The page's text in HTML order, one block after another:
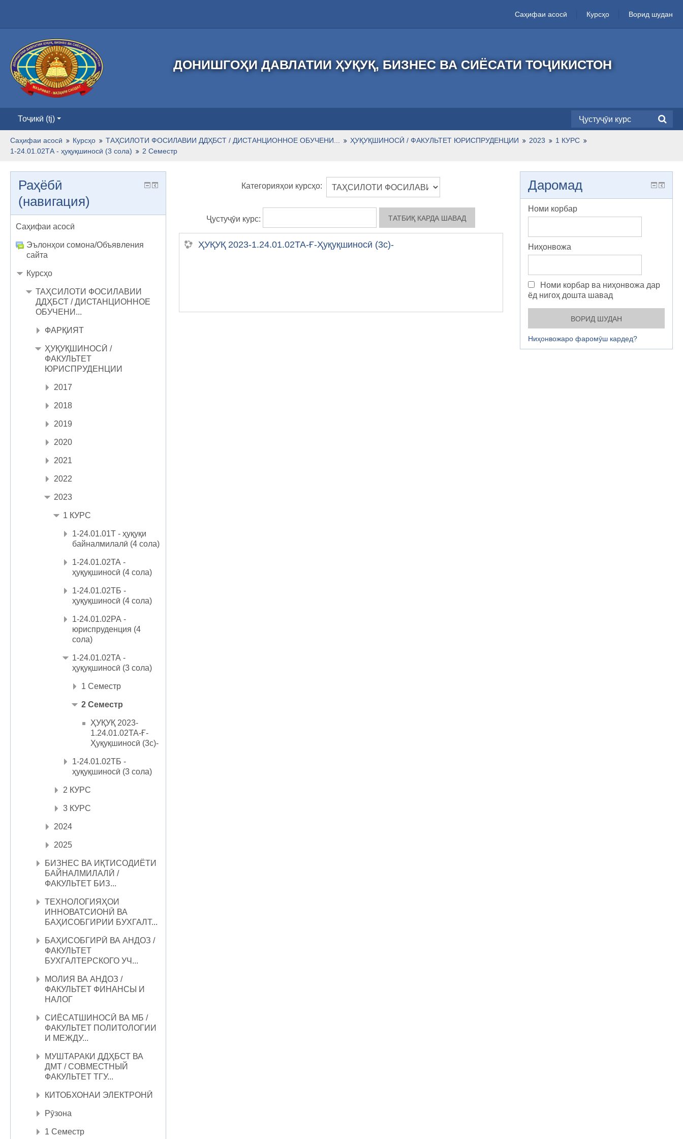
Саҳифаи асосӣ Курсҳо Ворид шудан
ДОНИШГОҲИ ДАВЛАТИИ ҲУҚУҚ, БИЗНЕС ВА СИЁСАТИ ТОҶИКИСТОН
Тоҷикӣ ‎(tj)‎
Саҳифаи асосӣ Курсҳо ТАҲСИЛОТИ ФОСИЛАВИИ ДДҲБСТ / ДИСТАНЦИОННОЕ ОБУЧЕНИ... ҲУҚУҚШИНОСӢ / ФАКУЛЬТЕТ ЮРИСПРУДЕНЦИИ 2023
1 КУРС
1-24.01.02ТА - ҳуқуқшиносӣ (3 сола)
2 Семестр
Категорияҳои курсҳо:
Ҷустуҷӯи курс:
ҲУҚУҚ 2023-1.24.01.02ТА-Ғ-Ҳуқуқшиносӣ (3с)-
Раҳёбӣ
(навигация)
Саҳифаи асосӣ
Эълонҳои сомона/Объявления
сайта
Курсҳо
ТАҲСИЛОТИ ФОСИЛАВИИ
ДДҲБСТ / ДИСТАНЦИОННОЕ
ОБУЧЕНИ...
ФАРҚИЯТ
ҲУҚУҚШИНОСӢ /
ФАКУЛЬТЕТ
ЮРИСПРУДЕНЦИИ
2017
2018
2019
2020
2021
2022
2023
1 КУРС
1-24.01.01Т - ҳуқуқи
байналмилалӣ (4 сола)
1-24.01.02ТА -
ҳуқуқшиносӣ (4 сола)
1-24.01.02ТБ -
ҳуқуқшиносӣ (4 сола)
1-24.01.02РА -
юриспруденция (4
сола)
1-24.01.02ТА -
ҳуқуқшиносӣ (3 сола)
1 Семестр
2 Семестр
ҲУҚУҚ 2023-
1.24.01.02ТА-Ғ-
Ҳуқуқшиносӣ (3с)-
1-24.01.02ТБ -
ҳуқуқшиносӣ (3 сола)
2 КУРС
3 КУРС
2024
2025
БИЗНЕС ВА ИҚТИСОДИЁТИ
БАЙНАЛМИЛАЛӢ /
ФАКУЛЬТЕТ БИЗ...
ТЕХНОЛОГИЯҲОИ
ИННОВАТСИОНӢ ВА
БАҲИСОБГИРИИ БУХГАЛТ...
БАҲИСОБГИРӢ ВА АНДОЗ /
ФАКУЛЬТЕТ
БУХГАЛТЕРСКОГО УЧ...
МОЛИЯ ВА АНДОЗ /
ФАКУЛЬТЕТ ФИНАНСЫ И
НАЛОГ
СИЁСАТШИНОСӢ ВА МБ /
ФАКУЛЬТЕТ ПОЛИТОЛОГИИ
И МЕЖДУ...
МУШТАРАКИ ДДҲБСТ ВА
ДМТ / СОВМЕСТНЫЙ
ФАКУЛЬТЕТ ТГУ...
КИТОБХОНАИ ЭЛЕКТРОНӢ
Рӯзона
1 Семестр
Даромад
Номи корбар
Ниҳонвожа
Номи корбар ва ниҳонвожа дар
ёд нигоҳ дошта шавад
Ниҳонвожаро фаромӯш кардед?